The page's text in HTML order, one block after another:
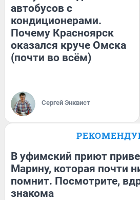
автобусов с
кондиционерами.
Почему Красноярск
оказался круче Омска
(почти во всём)
Сергей Энквист
В уфимский приют
Марину, которая почти
помнит. Посмотрите,
знакома